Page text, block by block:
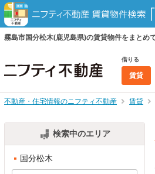
霧島市国分松木(鹿児島県)の賃貸物件をまとめ
借りる
賃貸
不動産・住宅情報のニフティ不動産 賃貸
検索中のエリア
国分松木